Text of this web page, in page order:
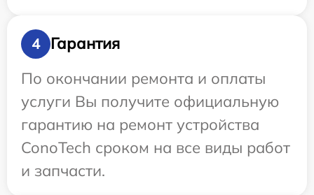
4
Гарантия
По окончании ремонта и оплаты
услуги Вы получите официальную
гарантию на ремонт устройства
ConoTech сроком на все виды работ
и запчасти.